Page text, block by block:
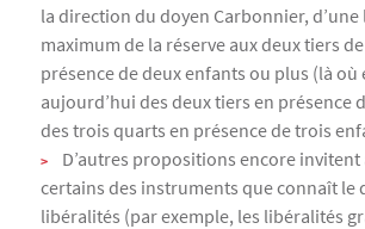
la direction du doyen Carbonnier,
maximum de la réserve aux deux tiers
présence de deux enfants ou plus (là où
aujourd’hui des deux tiers en présence
des trois quarts en présence de trois
D’autres propositions encore
certains des instruments que connaît le
libéralités (par exemple, les libéralités